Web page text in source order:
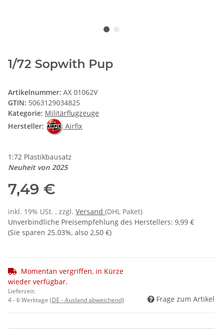
1/72 Sopwith Pup
Artikelnummer: AX 01062V
GTIN: 5063129034825
Kategorie: Militärflugzeuge
Hersteller:
Airfix
1:72 Plastikbausatz
Neuheit von 2025
7,49 €
inkl. 19% USt. , zzgl. Versand (DHL Paket)
Unverbindliche Preisempfehlung des Herstellers: 9,99 €
(Sie sparen 25.03%, also 2,50 €)
Momentan vergriffen, in Kürze
wieder verfügbar.
Lieferzeit:
4 - 6 Werktage (DE - Ausland abweichend) Frage zum Artikel